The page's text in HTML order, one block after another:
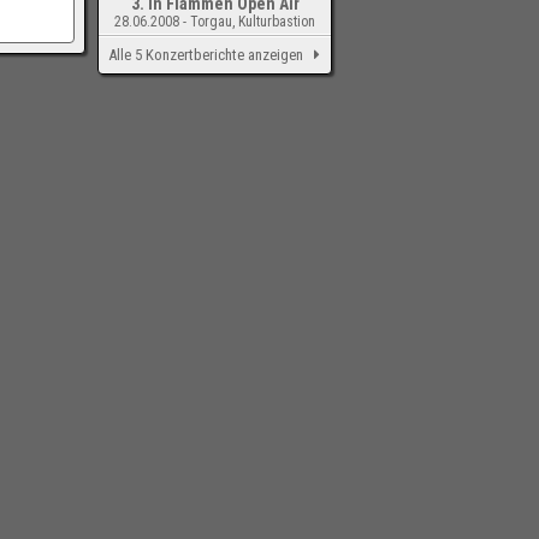
28.06.2008 - Torgau, Kulturbastion
Alle 5 Konzertberichte anzeigen